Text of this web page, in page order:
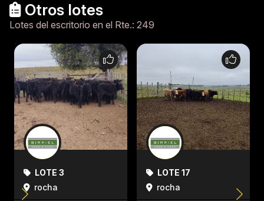
Otros lotes
Lotes del escritorio en el Rte.: 249
LOTE 3
rocha
LOTE 17
rocha